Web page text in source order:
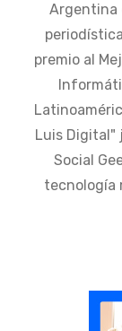
Argentina
premio al
Luis Digital"
Social
tecnología